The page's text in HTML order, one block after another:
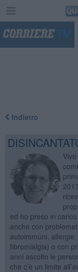
Indietro
ed ho preso in
anche con
autoimmuni,
fibromialgia) o con
anni ascolto le
che c’è un limite